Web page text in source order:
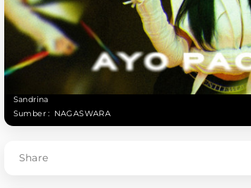
Sandrina
Sumber : NAGASWARA
Share